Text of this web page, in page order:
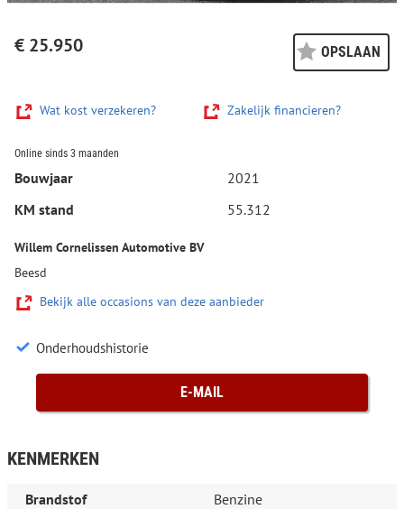
€ 25.950 OPSLAAN
Wat kost verzekeren? Zakelijk financieren?
Online sinds 3 maanden
Bouwjaar
2021
KM stand
55.312
Willem Cornelissen Automotive BV
Beesd
Bekijk alle occasions van deze aanbieder
Onderhoudshistorie
E-MAIL
KENMERKEN
Brandstof
Benzine